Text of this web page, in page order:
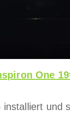
One
und